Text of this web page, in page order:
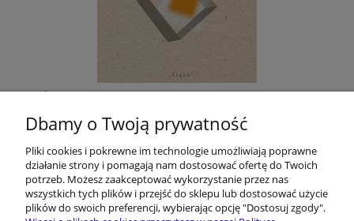
Śląskie filmoznawstwo. Z dziejów pewnej
humanistycznej przygody
40,00 zł
do koszyka
Dbamy o Twoją prywatność
Pliki cookies i pokrewne im technologie umożliwiają poprawne
działanie strony i pomagają nam dostosować ofertę do Twoich
potrzeb. Możesz zaakceptować wykorzystanie przez nas
wszystkich tych plików i przejść do sklepu lub dostosować użycie
plików do swoich preferencji, wybierając opcję "Dostosuj zgody".